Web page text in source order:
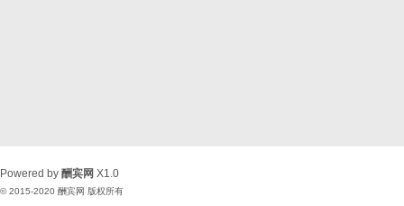
Powered by 酬宾网 X1.0
© 2015-2020 酬宾网 版权所有